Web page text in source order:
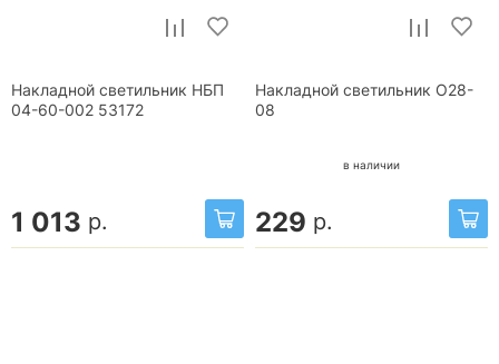
Накладной светильник НБП
04-60-002 53172
1 013 р.
Накладной светильник О28-
08
в наличии
229 р.